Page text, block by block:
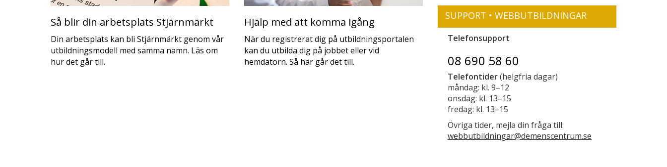
Så blir din arbetsplats Stjärnmärkt
Din arbetsplats kan bli Stjärnmärkt genom vår
utbildningsmodell med samma namn. Läs om
hur det går till.
Hjälp med att komma igång
När du registrerat dig på utbildningsportalen
kan du utbilda dig på jobbet eller vid
hemdatorn. Så här går det till.
SUPPORT • WEBBUTBILDNINGAR
Telefonsupport
08 690 58 60
Telefontider(helgfria dagar)
måndag: kl. 9–12
onsdag: kl. 13–15
fredag: kl. 13–15
Övriga tider, mejla din fråga till:
webbutbildningar@demenscentrum.se